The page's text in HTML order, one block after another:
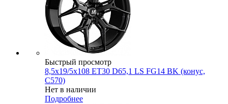
Быстрый просмотр
8,5x19/5x108 ET30 D65,1 LS FG14 BK (конус,
C570)
Нет в наличии
Подробнее